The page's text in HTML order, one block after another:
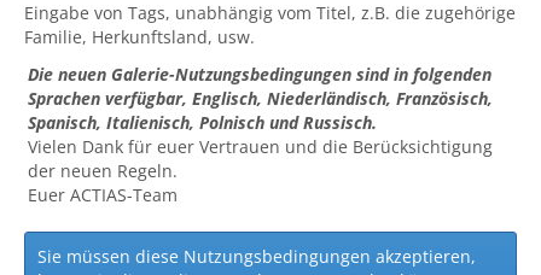
Eingabe von Tags, unabhängig vom Titel, z.B. die zugehörige
Familie, Herkunftsland, usw.
Die neuen Galerie-Nutzungsbedingungen sind in folgenden
Sprachen verfügbar, Englisch, Niederländisch, Französisch,
Spanisch, Italienisch, Polnisch und Russisch.
Vielen Dank für euer Vertrauen und die Berücksichtigung
der neuen Regeln.
Euer ACTIAS-Team
Sie müssen diese Nutzungsbedingungen akzeptieren,